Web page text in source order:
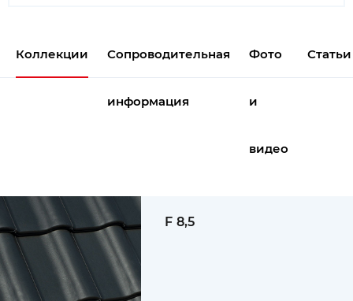
Коллекции Сопроводительная
информация
Фото
и
видео
Статьи
F 8,5